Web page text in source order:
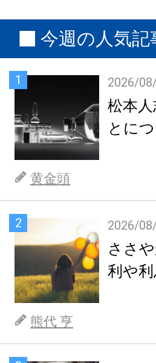
今週の人気記
1 2026/
松本
とに
黄金頭
2 2026/
ささ
利や
熊代 亨